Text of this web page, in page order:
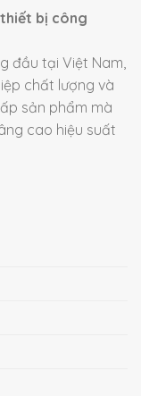
bị công
đầu tại Việt Nam,
chất lượng và
sản phẩm mà
cao hiệu suất